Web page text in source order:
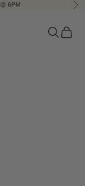
@ 6PM
Search
Cart